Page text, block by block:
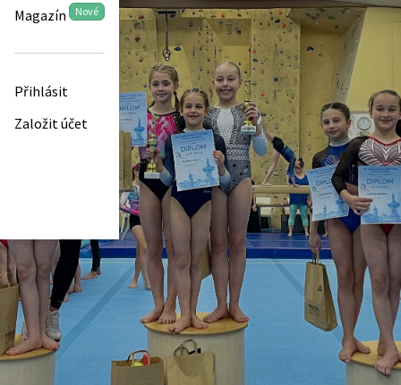
Magazín Nové
Přihlásit
Založit účet